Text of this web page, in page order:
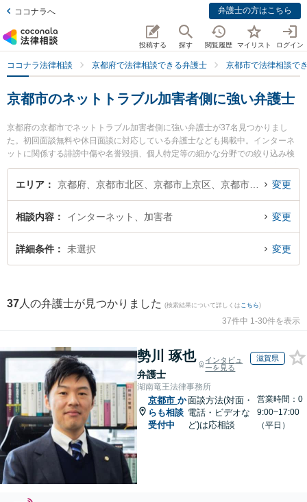
ココナラへ 弁護士の方はこちら
投稿する 探す 閲覧履歴 マイリスト ログイン
ココナラ法律相談 京都府で法律相談できる弁護士 京都市で法律相談で
京都市のネットトラブル加害者側に強い弁護士
京都府の京都市でネットトラブル加害者側に強い弁護士が37名見つかりまし
た。初回面談無料や休日面談に対応している弁護士なども掲載中。インターネ
ットに関係する誹謗中傷や名誉毀損、個人特定等の細かな分野での絞り込み検
索もでき便利です。特に松原法律事務所の松原 祐紀弁護士や弁護士法人富士パ
ートナーズ 富士パートナーズ法律事務所の宮田 聖也弁護士、嶋田隼也法律事務
を今すぐに弁護士に相談したい』『ネットトラブル加害者側のトラブル解決の
実績豊富な近くの弁護士を検索したい』『初回相談無料でネットトラブル加害
者側を法律相談できる京都市内の弁護士に相談予約したい』などでお困りの相
エリア 変更
相談内容 インターネット、加害者 変更
詳細条件 未選択 変更
37 人の弁護士が見つかりました (検索結果について詳しくは こちら)
37件中 1-30件を表示
勢川 琢也
弁護士
インタビュ
ーを見る
滋賀県
湖南竜王法律事務所
京都市 か
らも相談
受付中
面談方法(対面・
電話・ビデオな
ど)は応相談
営業時間：0
9:00~17:00
（平日）